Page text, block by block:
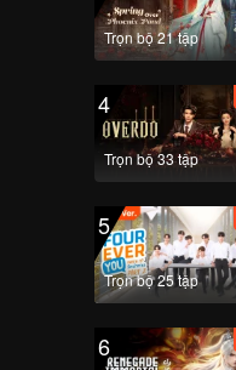
họ
hai
thể
Trọn bộ 21 tập
4
Trọn bộ 33 tập
5
Trọn bộ 25 tập
6